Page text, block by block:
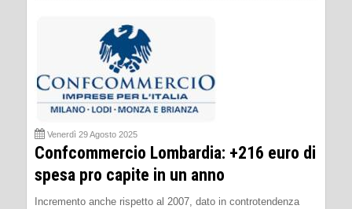
Venerdì 29 Agosto 2025
Confcommercio Lombardia: +216 euro di
spesa pro capite in un anno
Incremento anche rispetto al 2007, dato in controtendenza